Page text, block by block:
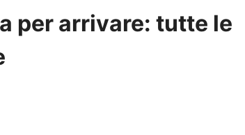
per arrivare: tutte le